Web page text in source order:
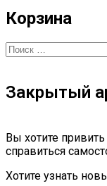
Корзина
Искать:
Закрытый
Вы хотите
справиться
Хотите узнать